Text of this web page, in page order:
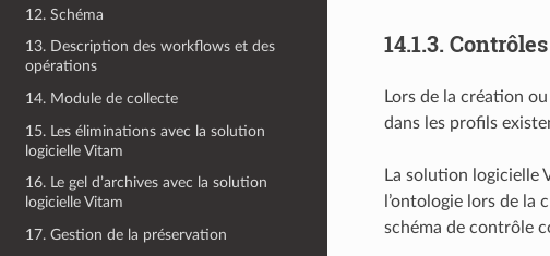
12. Schéma
13. Description des workflows et des
opérations
14. Module de collecte
15. Les éliminations avec la solution
logicielle Vitam
16. Le gel d’archives avec la solution
logicielle Vitam
17. Gestion de la préservation
14.1.3.
Lors de la création
dans les profils
La solution logicielle
l’ontologie lors de
schéma de contrôle